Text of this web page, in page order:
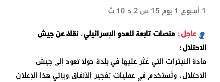
منصات تابعة للعدو الإسرائيلي، نقلًا عن جيش
الاحتلال:
1 أسبوع 1 يوم 15 س 2 د 10 ث
مادة النيترات التي عُثر عليها في بلدة حولا تعود إلى جيش
الاحتلال، وتُستخدم في عمليات تفجير الأنفاق.ويأتي هذا الإعلان